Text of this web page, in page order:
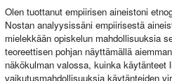
Olen tuottanut empiirisen aineistoni
Nostan analyysissäni empiirisestä
mielekkään opiskelun mahdollisuuksia
teoreettisen pohjan näyttämällä
näkökulman valossa, kuinka
vaikutusmahdollisuuksia käytänteiden